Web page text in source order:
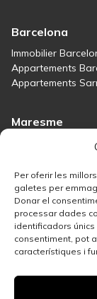
Per oferir les
galetes per
Donar el
processar dades
identificadors
consentiment, pot
característiques i
Barcelona
Immobilier
Appartements
Appartements
Maresme
Inmobiliaria
Maisons à
Maisons à vendre
Maisons à vendre
Madrid
Solution
Meilleures zones